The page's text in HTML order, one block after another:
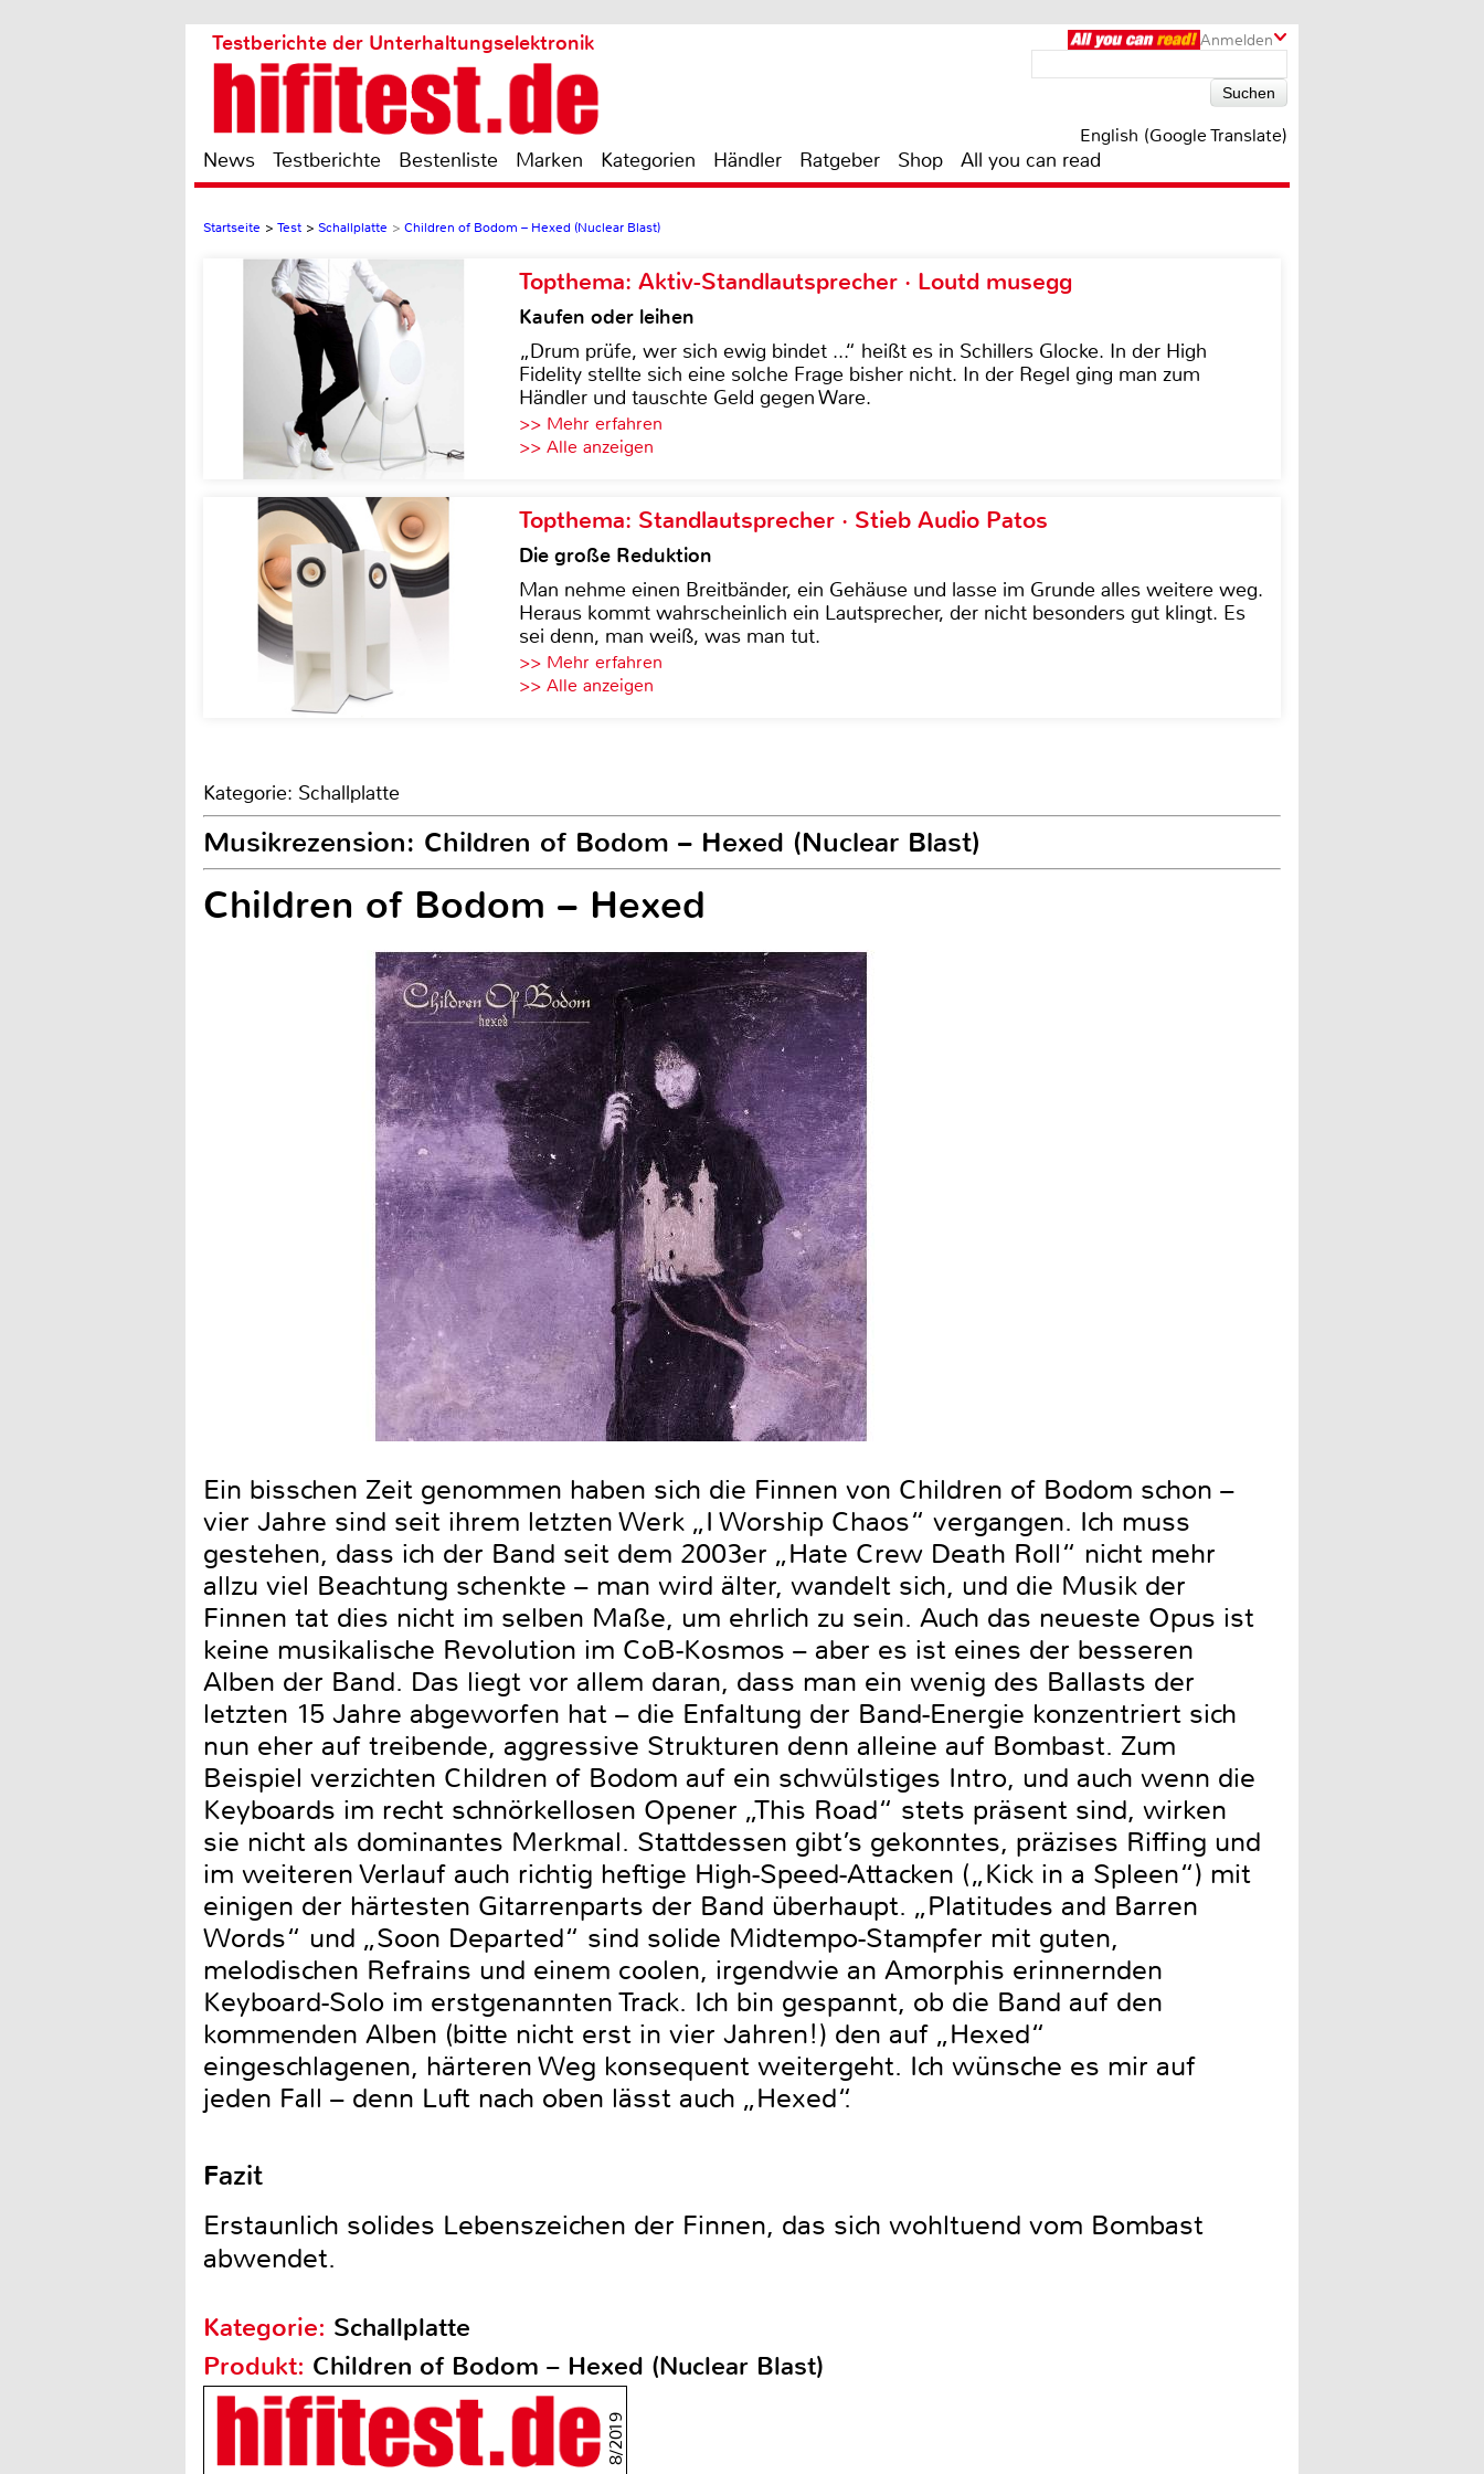
Anmelden
Testberichte der Unterhaltungselektronik
English (Google Translate)
News Testberichte Bestenliste Marken Kategorien Händler Ratgeber Shop All you can read
Startseite > Test > Schallplatte > Children of Bodom – Hexed (Nuclear Blast)
Topthema: Aktiv-Standlautsprecher · Loutd musegg
Kaufen oder leihen
„Drum prüfe, wer sich ewig bindet ...“ heißt es in Schillers Glocke. In der High
Fidelity stellte sich eine solche Frage bisher nicht. In der Regel ging man zum
Händler und tauschte Geld gegen Ware.
>> Mehr erfahren
>> Alle anzeigen
Topthema: Standlautsprecher · Stieb Audio Patos
Die große Reduktion
Man nehme einen Breitbänder, ein Gehäuse und lasse im Grunde alles weitere weg.
Heraus kommt wahrscheinlich ein Lautsprecher, der nicht besonders gut klingt. Es
sei denn, man weiß, was man tut.
>> Mehr erfahren
>> Alle anzeigen
Kategorie: Schallplatte
Musikrezension: Children of Bodom – Hexed (Nuclear Blast)
Children of Bodom – Hexed
Ein bisschen Zeit genommen haben sich die Finnen von Children of Bodom schon –
vier Jahre sind seit ihrem letzten Werk „I Worship Chaos“ vergangen. Ich muss
gestehen, dass ich der Band seit dem 2003er „Hate Crew Death Roll“ nicht mehr
allzu viel Beachtung schenkte – man wird älter, wandelt sich, und die Musik der
Finnen tat dies nicht im selben Maße, um ehrlich zu sein. Auch das neueste Opus ist
keine musikalische Revolution im CoB-Kosmos – aber es ist eines der besseren
Alben der Band. Das liegt vor allem daran, dass man ein wenig des Ballasts der
letzten 15 Jahre abgeworfen hat – die Enfaltung der Band-Energie konzentriert sich
nun eher auf treibende, aggressive Strukturen denn alleine auf Bombast. Zum
Beispiel verzichten Children of Bodom auf ein schwülstiges Intro, und auch wenn die
Keyboards im recht schnörkellosen Opener „This Road“ stets präsent sind, wirken
sie nicht als dominantes Merkmal. Stattdessen gibt’s gekonntes, präzises Riffing und
im weiteren Verlauf auch richtig heftige High-Speed-Attacken („Kick in a Spleen“) mit
einigen der härtesten Gitarrenparts der Band überhaupt. „Platitudes and Barren
Words“ und „Soon Departed“ sind solide Midtempo-Stampfer mit guten,
melodischen Refrains und einem coolen, irgendwie an Amorphis erinnernden
Keyboard-Solo im erstgenannten Track. Ich bin gespannt, ob die Band auf den
kommenden Alben (bitte nicht erst in vier Jahren!) den auf „Hexed“
eingeschlagenen, härteren Weg konsequent weitergeht. Ich wünsche es mir auf
jeden Fall – denn Luft nach oben lässt auch „Hexed“.
Fazit
Erstaunlich solides Lebenszeichen der Finnen, das sich wohltuend vom Bombast
abwendet.
Kategorie: Schallplatte
Produkt: Children of Bodom – Hexed (Nuclear Blast)
8/2019